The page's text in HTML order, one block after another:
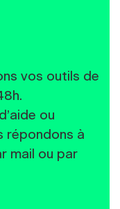
vos outils de
ou
répondons à
mail ou par